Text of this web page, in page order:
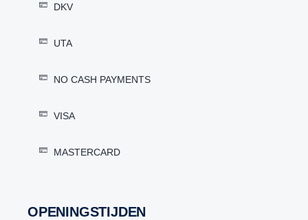
DKV
UTA
NO CASH PAYMENTS
VISA
MASTERCARD
OPENINGSTIJDEN